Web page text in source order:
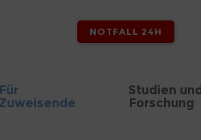
NOTFALL 24H
Für
Zuweisende
Studien und
Forschung